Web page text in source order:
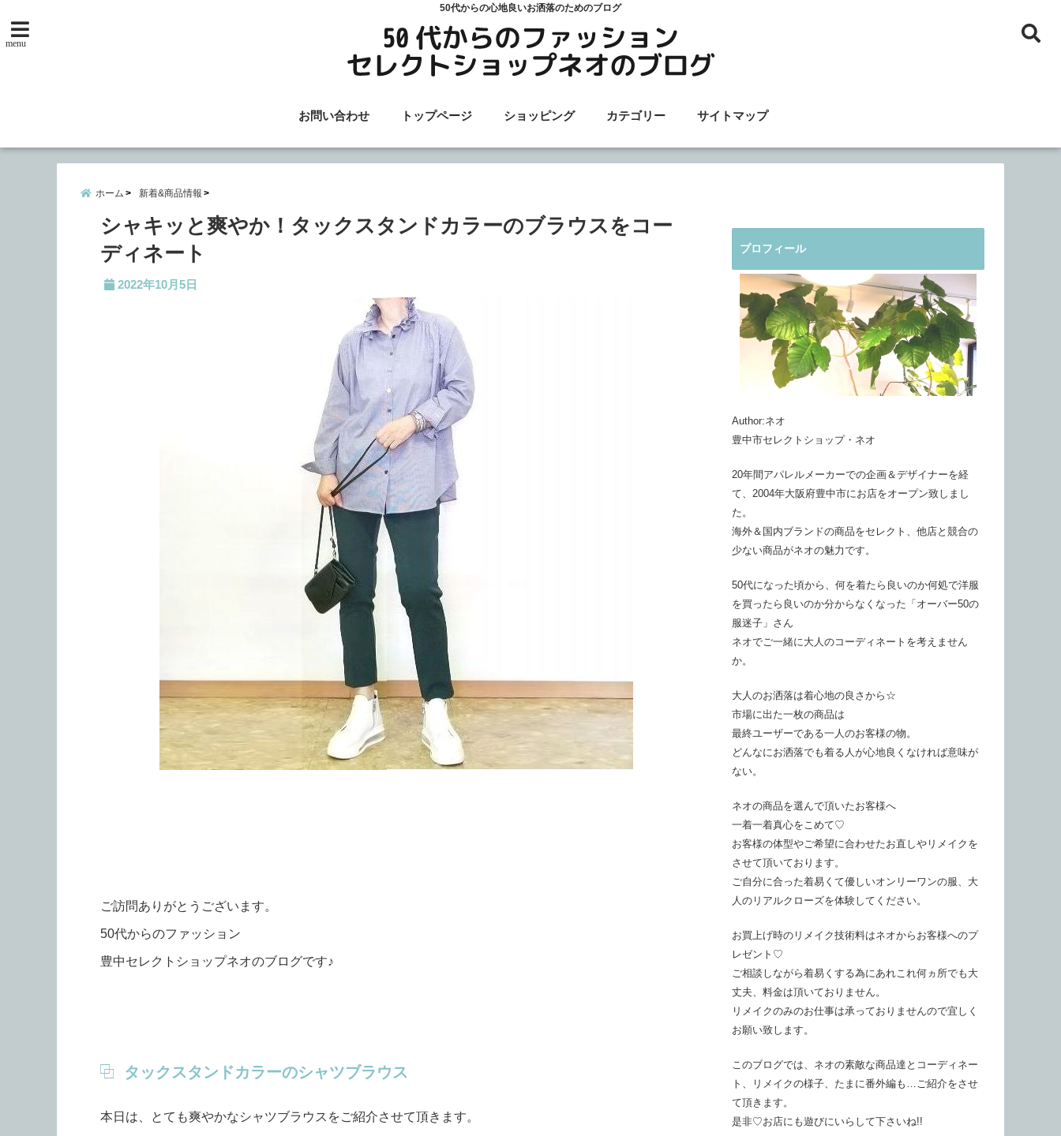
50代からの心地良いお洒落のためのブログ
menu
お問い合わせ トップページ ショッピング カテゴリー サイトマップ
ホーム 新着&商品情報
シャキッと爽やか！タックスタンドカラーのブラウスをコー
ディネート
2022年10月5日
ご訪問ありがとうございます。
50代からのファッション
豊中セレクトショップネオのブログです♪
タックスタンドカラーのシャツブラウス
本日は、とても爽やかなシャツブラウスをご紹介させて頂きます。
プロフィール
Author:ネオ
豊中市セレクトショップ・ネオ
20年間アパレルメーカーでの企画＆デザイナーを経
て、2004年大阪府豊中市にお店をオープン致しまし
た。
海外＆国内ブランドの商品をセレクト、他店と競合の
少ない商品がネオの魅力です。
50代になった頃から、何を着たら良いのか何処で洋服
を買ったら良いのか分からなくなった「オーバー50の
服迷子」さん
ネオでご一緒に大人のコーディネートを考えません
か。
大人のお洒落は着心地の良さから☆
市場に出た一枚の商品は
最終ユーザーである一人のお客様の物。
どんなにお洒落でも着る人が心地良くなければ意味が
ない。
ネオの商品を選んで頂いたお客様へ
一着一着真心をこめて♡
お客様の体型やご希望に合わせたお直しやリメイクを
させて頂いております。
ご自分に合った着易くて優しいオンリーワンの服、大
人のリアルクローズを体験してください。
お買上げ時のリメイク技術料はネオからお客様へのプ
レゼント♡
ご相談しながら着易くする為にあれこれ何ヵ所でも大
丈夫、料金は頂いておりません。
リメイクのみのお仕事は承っておりませんので宜しく
お願い致します。
このブログでは、ネオの素敵な商品達とコーディネー
ト、リメイクの様子、たまに番外編も…ご紹介をさせ
て頂きます。
是非♡お店にも遊びにいらして下さいね!!